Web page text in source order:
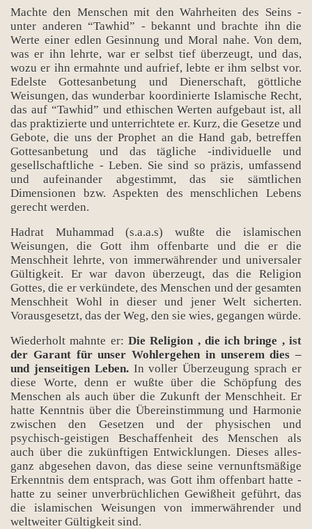
Machte den Menschen mit den Wahrheiten des Seins -
unter anderen “Tawhid” - bekannt und brachte ihn die
Werte einer edlen Gesinnung und Moral nahe. Von dem,
was er ihn lehrte, war er selbst tief überzeugt, und das,
wozu er ihn ermahnte und aufrief, lebte er ihm selbst vor.
Edelste Gottesanbetung und Dienerschaft, göttliche
Weisungen, das wunderbar koordinierte Islamische Recht,
das auf “Tawhid” und ethischen Werten aufgebaut ist, all
das praktizierte und unterrichtete er. Kurz, die Gesetze und
Gebote, die uns der Prophet an die Hand gab, betreffen
Gottesanbetung und das tägliche -individuelle und
gesellschaftliche - Leben. Sie sind so präzis, umfassend
und aufeinander abgestimmt, das sie sämtlichen
Dimensionen bzw. Aspekten des menschlichen Lebens
gerecht werden.
Hadrat Muhammad (s.a.a.s) wußte die islamischen
Weisungen, die Gott ihm offenbarte und die er die
Menschheit lehrte, von immerwährender und universaler
Gültigkeit. Er war davon überzeugt, das die Religion
Gottes, die er verkündete, des Menschen und der gesamten
Menschheit Wohl in dieser und jener Welt sicherten.
Vorausgesetzt, das der Weg, den sie wies, gegangen würde.
Wiederholt mahnte er: Die Religion , die ich bringe , ist
der Garant für unser Wohlergehen in unserem dies –
und jenseitigen Leben. In voller Überzeugung sprach er
diese Worte, denn er wußte über die Schöpfung des
Menschen als auch über die Zukunft der Menschheit. Er
hatte Kenntnis über die Übereinstimmung und Harmonie
zwischen den Gesetzen und der physischen und
psychisch-geistigen Beschaffenheit des Menschen als
auch über die zukünftigen Entwicklungen. Dieses alles-
ganz abgesehen davon, das diese seine vernunftsmäßige
Erkenntnis dem entsprach, was Gott ihm offenbart hatte -
hatte zu seiner unverbrüchlichen Gewißheit geführt, das
die islamischen Weisungen von immerwährender und
weltweiter Gültigkeit sind.